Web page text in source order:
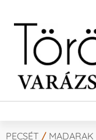
PECSÉT / MADARAK